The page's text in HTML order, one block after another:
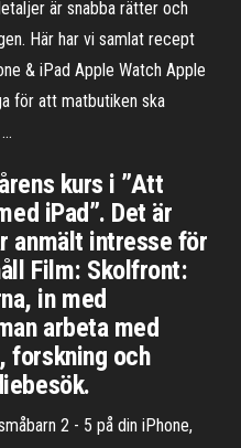
är snabba rätter och
Här har vi samlat recept
& iPad Apple Watch Apple
för att matbutiken ska
kurs i ”Att
iPad”. Det är
anmält intresse för
Film: Skolfront:
in med
arbeta med
forskning och
2 - 5 på din iPhone,